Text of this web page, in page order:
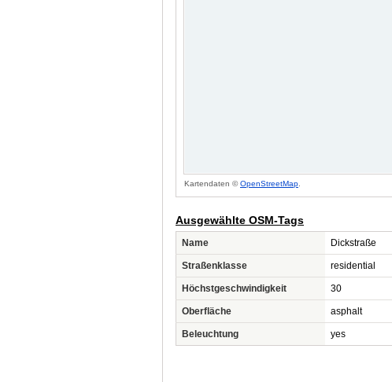
Kartendaten ©OpenStreetMap
Ausgewählte OSM-Tags
Name Dickstraße
Straßenklasse residential
Höchstgeschwindigkeit 30
Oberfläche asphalt
Beleuchtung yes